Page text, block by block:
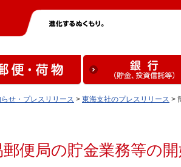
らせ・プレスリリース > 東海支社のプレスリリース >
便局の貯金業務等の